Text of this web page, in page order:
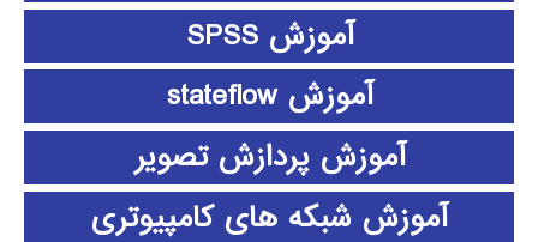
آموزش SPSS
آموزش stateflow
آموزش پردازش تصویر
آموزش شبکه های کامپیوتری